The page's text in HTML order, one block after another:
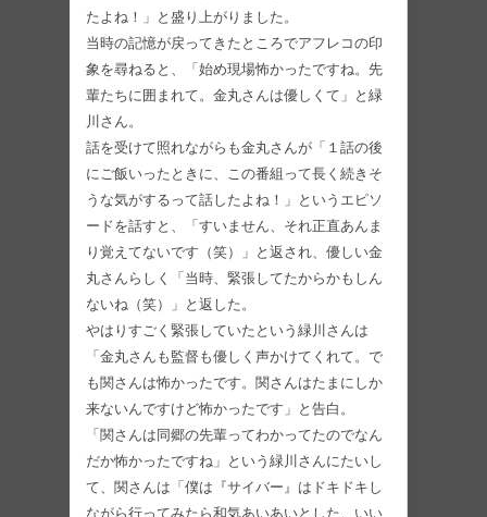
たよね！」と盛り上がりました。
当時の記憶が戻ってきたところでアフレコの印
象を尋ねると、「始め現場怖かったですね。先
輩たちに囲まれて。金丸さんは優しくて」と緑
川さん。
話を受けて照れながらも金丸さんが「１話の後
にご飯いったときに、この番組って長く続きそ
うな気がするって話したよね！」というエピソ
ードを話すと、「すいません、それ正直あんま
り覚えてないです（笑）」と返され、優しい金
丸さんらしく「当時、緊張してたからかもしん
ないね（笑）」と返した。
やはりすごく緊張していたという緑川さんは
「金丸さんも監督も優しく声かけてくれて。で
も関さんは怖かったです。関さんはたまにしか
来ないんですけど怖かったです」と告白。
「関さんは同郷の先輩ってわかってたのでなん
だか怖かったですね」という緑川さんにたいし
て、関さんは「僕は『サイバー』はドキドキし
ながら行ってみたら和気あいあいとした、いい